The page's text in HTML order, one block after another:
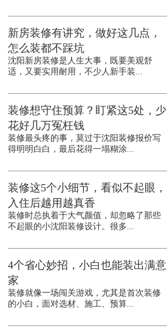
新房装修有讲究，做好这几点，
怎么装都不踩坑
沈阳新房装修是人生大事，既要美观舒
适，又要实用耐用，不少人新手装...
装修想守住预算？盯紧这5处，少
花好几万冤枉钱
装修最头疼的事，莫过于沈阳装修报价写
得明明白白，最后花得一塌糊涂...
装修这5个小细节，看似不起眼，
入住后越用越真香
装修时总执着于大气颜值，却忽略了那些
不起眼的小沈阳装修设计。很多...
4个省心妙招，小白也能装出满意
家
装修就像一场闯关游戏，尤其是首次装修
的小白，面对选材、施工、预算...